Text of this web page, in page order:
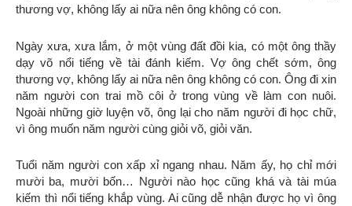
thương vợ, không lấy ai nữa nên ông không có con.
Ngày xưa, xưa lắm, ở một vùng đất đồi kia, có một ông thầy
dạy võ nổi tiếng về tài đánh kiếm. Vợ ông chết sớm, ông
thương vợ, không lấy ai nữa nên ông không có con. Ông đi xin
năm người con trai mồ côi ở trong vùng về làm con nuôi.
Ngoài những giờ luyện võ, ông lại cho năm người đi học chữ,
vì ông muốn năm người cùng giỏi võ, giỏi văn.
Tuổi năm người con xấp xỉ ngang nhau. Năm ấy, họ chỉ mới
mười ba, mười bốn… Người nào học cũng khá và tài múa
kiếm thì nổi tiếng khắp vùng. Ai cũng dễ nhận được họ vì ông